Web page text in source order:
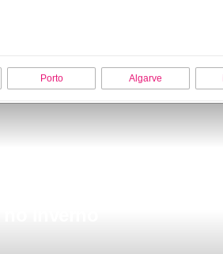
Porto Algarve